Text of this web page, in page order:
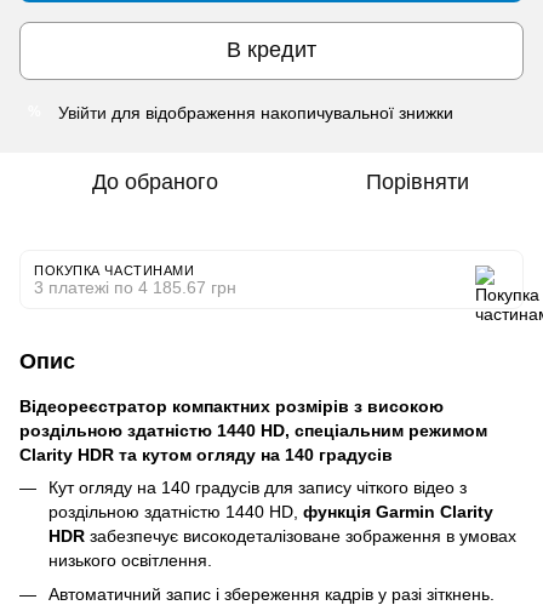
В кредит
Увійти для відображення накопичувальної знижки
До обраного Порівняти
ПОКУПКА ЧАСТИНАМИ
3 платежі по 4 185.67 грн
Опис
Відеореєстратор компактних розмірів з високою
роздільною здатністю 1440 HD, спеціальним режимом
Clarity HDR та кутом огляду на 140 градусів
Кут огляду на 140 градусів для запису чіткого відео з
роздільною здатністю 1440 HD, функція Garmin Clarity
HDR забезпечує високодеталізоване зображення в умовах
низького освітлення.
Автоматичний запис і збереження кадрів у разі зіткнень.